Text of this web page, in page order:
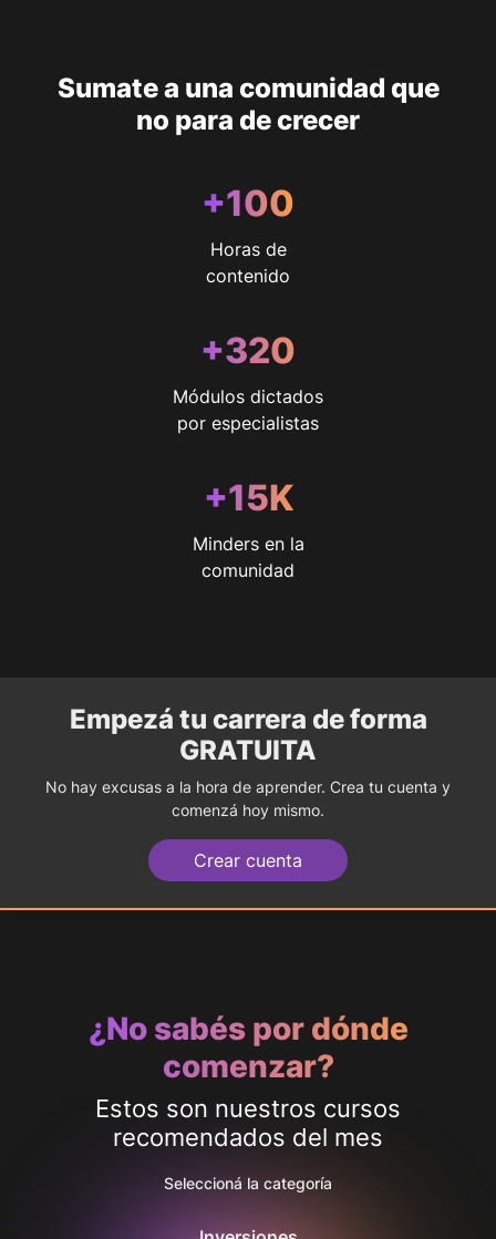
Sumate a una comunidad que
no para de crecer
+100
Horas de
contenido
+320
Módulos dictados
por especialistas
+15K
Minders en la
comunidad
Empezá tu carrera de forma
GRATUITA
No hay excusas a la hora de aprender. Crea tu cuenta y
comenzá hoy mismo.
Crear cuenta
¿No sabés por dónde
comenzar?
Estos son nuestros cursos
recomendados del mes
Seleccioná la categoría